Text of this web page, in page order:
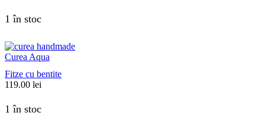
1 în stoc
Curea Aqua
Fitze cu bentite
119.00 lei
1 în stoc